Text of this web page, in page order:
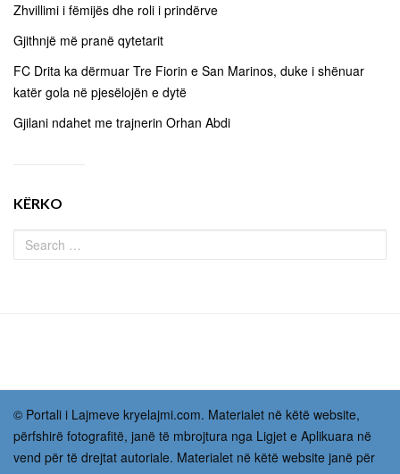
Zhvillimi i fëmijës dhe roli i prindërve
Gjithnjë më pranë qytetarit
FC Drita ka dërmuar Tre Fiorin e San Marinos, duke i shënuar
katër gola në pjesëlojën e dytë
Gjilani ndahet me trajnerin Orhan Abdi
KËRKO
© Portali i Lajmeve kryelajmi.com. Materialet në këtë website,
përfshirë fotografitë, janë të mbrojtura nga Ligjet e Aplikuara në
vend për të drejtat autoriale. Materialet në këtë website janë për